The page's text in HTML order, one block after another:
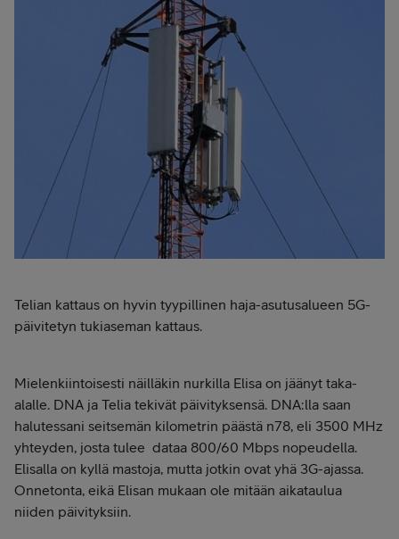
Telian kattaus on hyvin tyypillinen haja-asutusalueen 5G-
päivitetyn tukiaseman kattaus.
Mielenkiintoisesti näilläkin nurkilla Elisa on jäänyt taka-
alalle. DNA ja Telia tekivät päivityksensä. DNA:lla saan
halutessani seitsemän kilometrin päästä n78, eli 3500 MHz
yhteyden, josta tulee dataa 800/60 Mbps nopeudella.
Elisalla on kyllä mastoja, mutta jotkin ovat yhä 3G-ajassa.
Onnetonta, eikä Elisan mukaan ole mitään aikataulua
niiden päivityksiin.